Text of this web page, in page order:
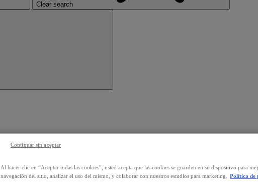
Clear search
Al hacer clic en “Aceptar todas las cookies”, usted acepta que las cookies se guarden en su dispositivo para
navegación del sitio, analizar el uso del mismo, y colaborar con nuestros estudios para marketing.
Política de
Continuar sin aceptar